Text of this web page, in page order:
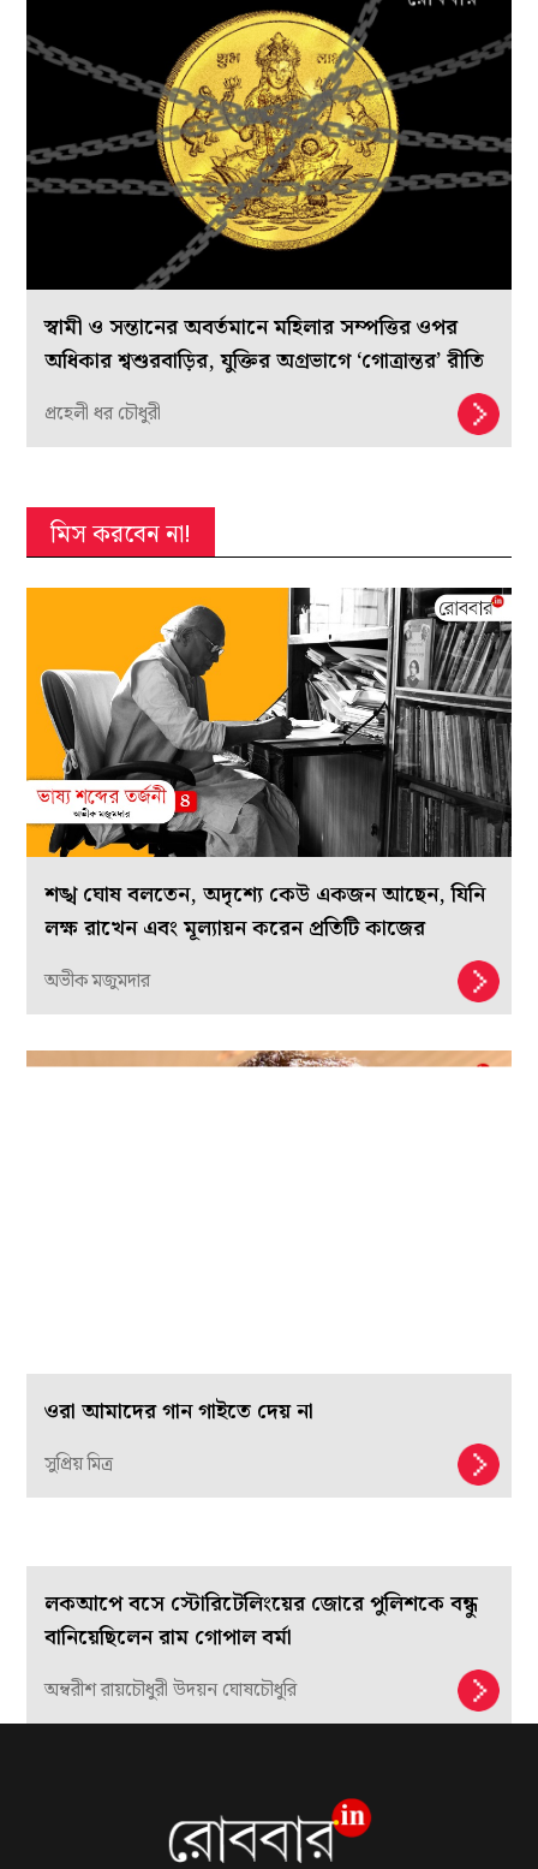
স্বামী ও সন্তানের অবর্তমানে মহিলার সম্পত্তির ওপর
অধিকার শ্বশুরবাড়ির, যুক্তির অগ্রভাগে ‘গোত্রান্তর’ রীতি
প্রহেলী ধর চৌধুরী
মিস করবেন না!
শঙ্খ ঘোষ বলতেন, অদৃশ্যে কেউ একজন আছেন, যিনি
লক্ষ রাখেন এবং মূল্যায়ন করেন প্রতিটি কাজের
অভীক মজুমদার
ওরা আমাদের গান গাইতে দেয় না
সুপ্রিয় মিত্র
লকআপে বসে স্টোরিটেলিংয়ের জোরে পুলিশকে বন্ধু
বানিয়েছিলেন রাম গোপাল বর্মা
অম্বরীশ রায়চৌধুরী উদয়ন ঘোষচৌধুরি